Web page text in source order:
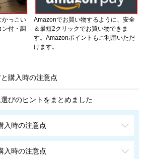
かっこい
付・調
Amazonでお買い物するように、安全
＆最短2クリックでお買い物できま
す。Amazonポイントもご利用いただ
けます。
購入時の注意点
びのヒントをまとめました
入時の注意点
入時の注意点